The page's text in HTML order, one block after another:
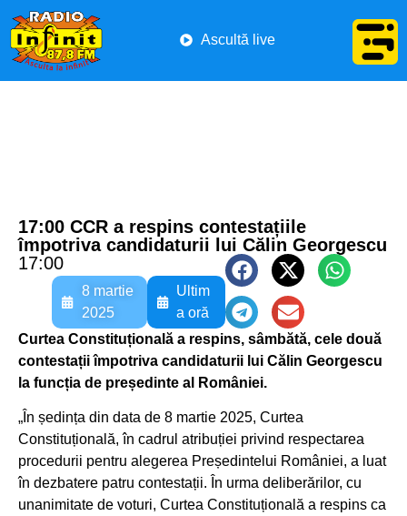
Ascultă live
17:00 CCR a respins contestațiile
împotriva candidaturii lui Călin Georgescu
17:00
8 martie
2025
Ultim
a oră
Curtea Constituțională a respins, sâmbătă, cele două
contestații împotriva candidaturii lui Călin Georgescu
la funcția de președinte al României.
„În ședința din data de 8 martie 2025, Curtea
Constituțională, în cadrul atribuției privind respectarea
procedurii pentru alegerea Președintelui României, a luat
în dezbatere patru contestații. În urma deliberărilor, cu
unanimitate de voturi, Curtea Constituțională a respins ca